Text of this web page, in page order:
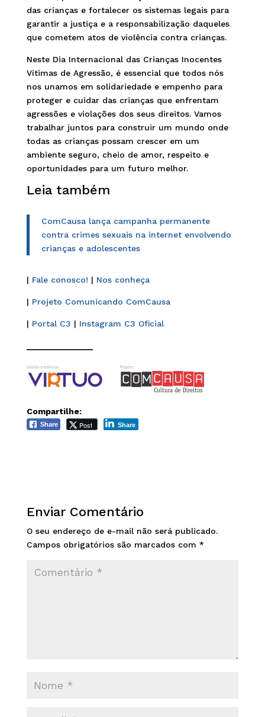
das crianças e fortalecer os sistemas legais para
garantir a justiça e a responsabilização daqueles
que cometem atos de violência contra crianças.
Neste Dia Internacional das Crianças Inocentes
Vítimas de Agressão, é essencial que todos nós
nos unamos em solidariedade e empenho para
proteger e cuidar das crianças que enfrentam
agressões e violações dos seus direitos. Vamos
trabalhar juntos para construir um mundo onde
todas as crianças possam crescer em um
ambiente seguro, cheio de amor, respeito e
oportunidades para um futuro melhor.
Leia também
ComCausa lança campanha permanente
contra crimes sexuais na internet envolvendo
crianças e adolescentes
| Fale conosco! | Nos conheça
| Projeto Comunicando ComCausa
| Portal C3 | Instagram C3 Oficial
Compartilhe:
Share Post Share
Enviar Comentário
O seu endereço de e-mail não será publicado.
Campos obrigatórios são marcados com *